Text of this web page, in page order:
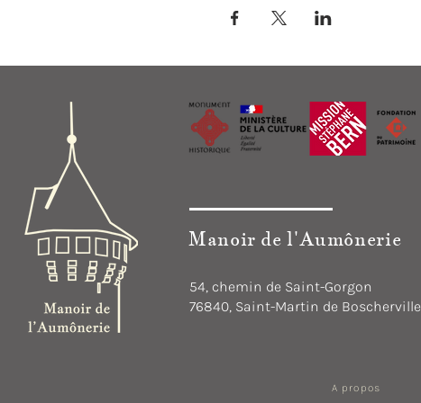
Manoir de l'Aumônerie
54, chemin de Saint-Gorgon
76840, Saint-Martin de Boscherville
A propos